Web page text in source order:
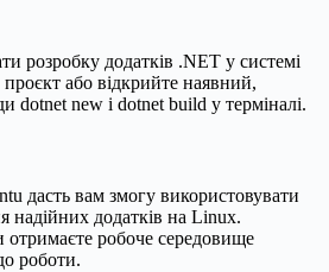
розробку додатків .NET у системі
або відкрийте наявний,
dotnet new і dotnet build у терміналі.
дасть вам змогу використовувати
надійних додатків на Linux.
робоче середовище
роботи.